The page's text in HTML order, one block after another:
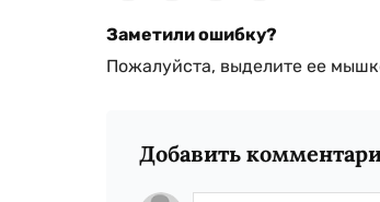
Заметили ошибку?
Пожалуйста, выделите ее
Добавить